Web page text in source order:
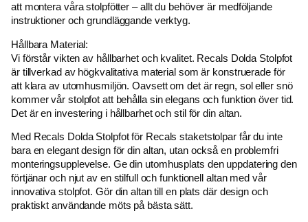
att montera våra stolpfötter – allt du behöver är medföljande
instruktioner och grundläggande verktyg.
Hållbara Material:
Vi förstår vikten av hållbarhet och kvalitet. Recals Dolda Stolpfot
är tillverkad av högkvalitativa material som är konstruerade för
att klara av utomhusmiljön. Oavsett om det är regn, sol eller snö
kommer vår stolpfot att behålla sin elegans och funktion över tid.
Det är en investering i hållbarhet och stil för din altan.
Med Recals Dolda Stolpfot för Recals staketstolpar får du inte
bara en elegant design för din altan, utan också en problemfri
monteringsupplevelse. Ge din utomhusplats den uppdatering den
förtjänar och njut av en stilfull och funktionell altan med vår
innovativa stolpfot. Gör din altan till en plats där design och
praktiskt användande möts på bästa sätt.